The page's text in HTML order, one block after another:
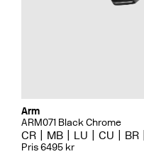
Arm
ARM071 Black Chrome
CR MB LU CU BR
Pris 6495 kr